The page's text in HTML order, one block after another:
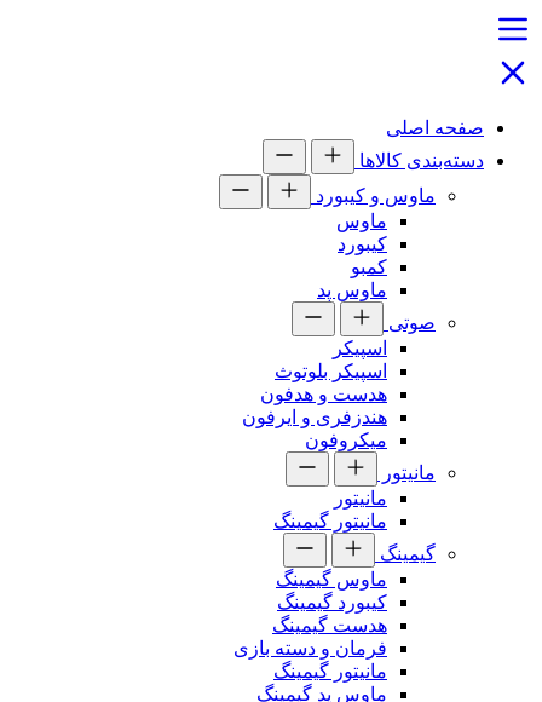
صفحه اصلی
دسته‌بندی کالاها
ماوس و کیبورد
ماوس
کیبورد
کمبو
ماوس پد
صوتی
اسپیکر
اسپیکر بلوتوث
هدست و هدفون
هندزفری و ایرفون
میکروفون
مانیتور
مانیتور
مانیتور گیمینگ
گیمینگ
ماوس گیمینگ
کیبورد گیمینگ
هدست گیمینگ
فرمان و دسته بازی
مانیتور گیمینگ
ماوس پد گیمینگ